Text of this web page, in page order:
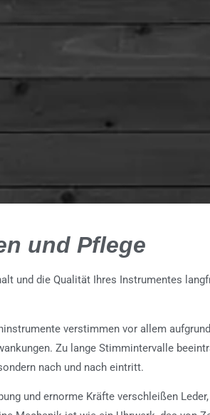
und Pflege
und die Qualität Ihres Instrumentes
verstimmen vor allem
Zu lange Stimmintervalle
nach und nach eintritt.
und ernorme Kräfte verschleißen